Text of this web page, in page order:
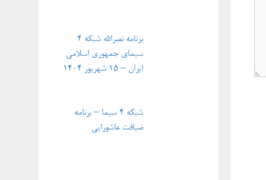
برنامه نصرالله شبکه ۴
سیمای جمهوری اسلامی
ایران – ۱۵ شهریور ۱۴۰۴
شبکه ۴ سیما – برنامه
ضیافت عاشورایی